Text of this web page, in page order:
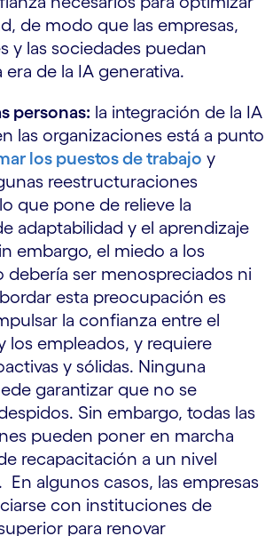
de modo que las empresas,
y las sociedades puedan
de la IA generativa.
personas: la integración de la IA
las organizaciones está a punto
los puestos de trabajo y
reestructuraciones
que pone de relieve la
adaptabilidad y el aprendizaje
embargo, el miedo a los
debería ser menospreciados ni
esta preocupación es
la confianza entre el
los empleados, y requiere
y sólidas. Ninguna
garantizar que no se
Sin embargo, todas las
pueden poner en marcha
recapacitación a un nivel
En algunos casos, las empresas
con instituciones de
para renovar